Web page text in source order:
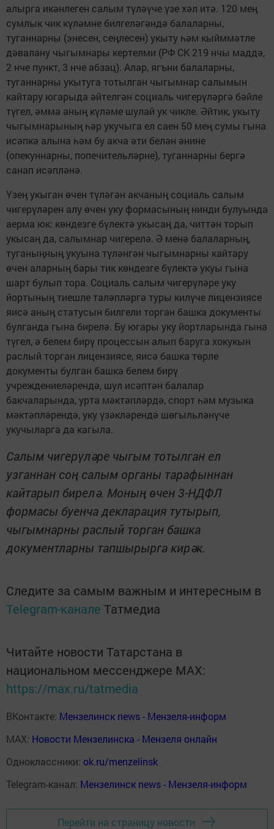
алырга икәнлеген салым түләүче үзе хәл итә. 120 мең
сумлык чик күләмне билгеләгәндә балаларны,
туганнарны (энесен, сеңлесен) укыту һәм кыйммәтле
дәвалану чыгымнары кертелми (РФ СК 219 нчы маддә,
2 нче пункт, 3 нче абзац). Алар, ягъни балаларны,
туганнарны укытуга тотылган чыгымнар салымын
кайтару югарыда әйтелгән социаль чигерүләргә бәйле
түгел, әмма аның күләме шулай ук чикле. Әйтик, укыту
чыгымнарының һәр укучыга ел саен 50 мең сумы гына
исәпкә алына һәм бу акча әти белән әнине
(опекуннарны, попечительләрне), туганнарны бергә
санап исәпләнә.
Үзең укыган өчен түләгән акчаның социаль салым
чигерүләрен алу өчен уку формасының нинди булуында
аерма юк: көндезге бүлектә укысаң да, читтән торып
укысаң да, салымнар чигерелә. Ә менә балаларның,
туганыңның укуына түләнгән чыгымнарны кайтару
өчен аларның бары тик көндезге бүлектә укуы гына
шарт булып тора. Социаль салым чигерүләре уку
йортының тиешле таләпләргә туры килүче лицензиясе
яисә аның статусын билгели торган башка документы
булганда гына бирелә. Бу югары уку йортларында гына
түгел, ә белем бирү процессын алып баруга хокукын
раслый торган лицензиясе, яисә башка төрле
документы булган башка белем бирү
учреждениеләрендә, шул исәптән балалар
бакчаларында, урта мәктәпләрдә, спорт һәм музыка
мәктәпләрендә, уку үзәкләрендә шөгыльләнүче
укучыларга да кагыла.
Салым чигерүләре чыгым тотылган ел
узганнан соң салым органы тарафыннан
кайтарып бирелә. Моның өчен 3-НДФЛ
формасы буенча декларация тутырып,
чыгымнарны раслый торган башка
документларны тапшырырга кирәк.
Следите за самым важным и интересным в
Telegram-канале Татмедиа
Читайте новости Татарстана в
национальном мессенджере MАХ:
https://max.ru/tatmedia
ВКонтакте: Мензелинск news - Мензеля-информ
MAX: Новости Мензелинска - Мензеля онлайн
Одноклассники: ok.ru/menzelinsk
Telegram-канал: Мензелинск news - Мензеля-информ
Перейти на страницу новости